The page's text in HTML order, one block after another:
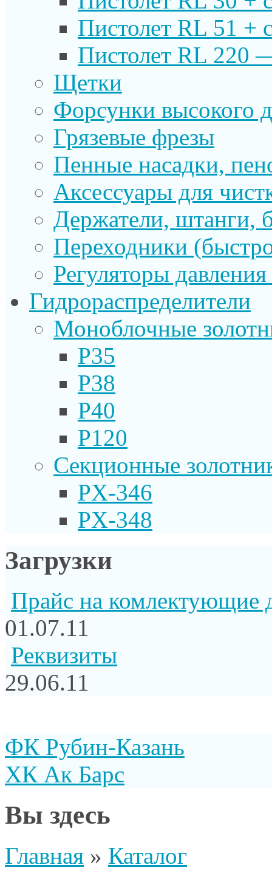
Пистолет RL 51 +
Пистолет RL 220
Щетки
Форсунки высокого
Грязевые фрезы
Пенные насадки,
Аксессуары для
Держатели, штанги,
Переходники
Регуляторы
Гидрораспределители
Моноблочные
P35
P38
P40
P120
Секционные
PX-346
PX-348
Загрузки
Прайс на комлектующие
01.07.11
Реквизиты
29.06.11
ФК Рубин-Казань
ХК Ак Барс
Вы здесь
Главная » Каталог